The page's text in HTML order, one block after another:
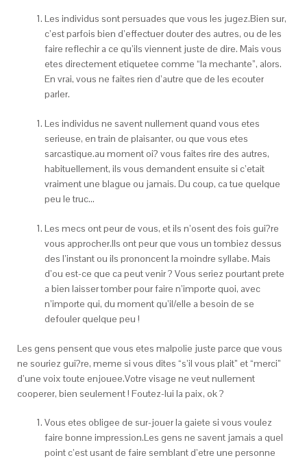
Les individus sont persuades que vous les jugez.Bien sur,
c’est parfois bien d’effectuer douter des autres, ou de les
faire reflechir a ce qu’ils viennent juste de dire. Mais vous
etes directement etiquetee comme “la mechante”, alors.
En vrai, vous ne faites rien d’autre que de les ecouter
parler.
Les individus ne savent nullement quand vous etes
serieuse, en train de plaisanter, ou que vous etes
sarcastique.au moment oi? vous faites rire des autres,
habituellement, ils vous demandent ensuite si c’etait
vraiment une blague ou jamais. Du coup, ca tue quelque
peu le truc…
Les mecs ont peur de vous, et ils n’osent des fois gui?re
vous approcher.Ils ont peur que vous un tombiez dessus
des l’instant ou ils prononcent la moindre syllabe. Mais
d’ou est-ce que ca peut venir ? Vous seriez pourtant prete
a bien laisser tomber pour faire n’importe quoi, avec
n’importe qui, du moment qu’il/elle a besoin de se
defouler quelque peu !
Les gens pensent que vous etes malpolie juste parce que vous
ne souriez gui?re, meme si vous dites “s’il vous plait” et “merci”
d’une voix toute enjouee.Votre visage ne veut nullement
cooperer, bien seulement ! Foutez-lui la paix, ok ?
Vous etes obligee de sur-jouer la gaiete si vous voulez
faire bonne impression.Les gens ne savent jamais a quel
point c’est usant de faire semblant d’etre une personne